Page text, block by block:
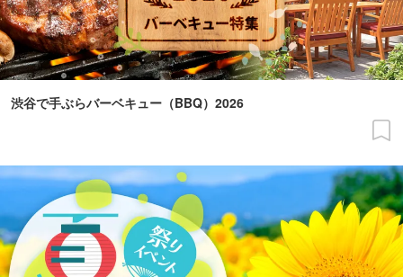
渋谷で手ぶらバーベキュー（BBQ）2026